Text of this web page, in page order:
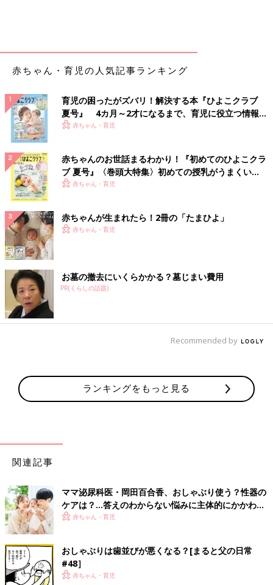
「母乳育児の場合、おしゃぶりに慣れることで乳頭混乱（哺乳び
んに慣れた赤ちゃんが母乳を嫌がること）を起こすことがありま
機会や、親子の触れ合いが減ってしまいます。
よく『おしゃぶりは鼻呼吸を促す』『口腔トレーニングになる』
といわれますが、赤ちゃんは自然に鼻呼吸ができていますし、飲
んだり食べたりすることで、十分口を動かしています。トレーニ
ングのためにおしゃぶりをさせることは、しなくていいでしょ
う。また、使うときは清潔なものを与え、常時使うのは避けまし
ょう」
1歳6ヶ月以降も使い続けると開咬になりやすい
下のグラフは、昭和大学小児歯科による「おしゃぶりの使用と歯
への影響」を調べた2006年の結果です。おしゃぶりの経験のあ
る子どもは
2歳6ヶ月で179名いて、19ヶ月以上使っている子で
は、開咬＜かいこう＞（舌で前歯が押され上下の前歯にすき間が
できること）などの影響が顕著。25～30ヶ月使った子どもで
は、約半数に開咬や上顎突出（いわゆる出っ歯）が見られたそう
です。
石川朋穂、高田貴奈ほか：おしゃぶりについての実態調査―第4
赤ちゃん・育児の人気記事ランキング
育児の困ったがズバリ！解決する本『ひよこクラブ
夏号』 4カ月～2才になるまで、育児に役立つ情報が
いっぱい！
赤ちゃん・育児
赤ちゃんのお世話まるわかり！『初めてのひよこクラ
ブ 夏号』〈巻頭大特集〉初めての授乳がうまくい
く！ おっぱい・ミルクの基本と夏のトラブル 解決テ
赤ちゃん・育児
赤ちゃんが生まれたら！2冊の「たまひよ」
赤ちゃん・育児
お墓の撤去にいくらかかる？墓じまい費用
PR(くらしの話題)
Recommended by
ランキングをもっと見る
関連記事
ママ泌尿科医・岡田百合香、おしゃぶり使う？性器の
ケアは？…答えのわからない悩みに主体的にかかわる
「父親」の増加から感じること
赤ちゃん・育児
おしゃぶりは歯並びが悪くなる？[まると父の日常
#48］
赤ちゃん・育児